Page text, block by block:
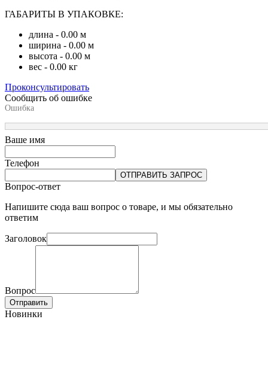
ГАБАРИТЫ В УПАКОВКЕ:
длина - 0.00 м
ширина - 0.00 м
высота - 0.00 м
вес - 0.00 кг
Проконсультировать
Сообщить об ошибке
Ошибка
Ваше имя
Телефон
ОТПРАВИТЬ ЗАПРОС
Вопрос-ответ
Напишите сюда ваш вопрос о товаре, и мы обязательно
ответим
Заголовок
Вопрос
Отправить
Новинки